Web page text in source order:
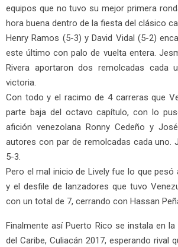
equipos que no tuvo su mejor primera
hora buena dentro de la fiesta del clásico
Henry Ramos (5-3) y David Vidal (5-2)
este último con palo de vuelta entera.
Rivera aportaron dos remolcadas cada
victoria.
Con todo y el racimo de 4 carreras que
parte baja del octavo capítulo, con lo
afición venezolana Ronny Cedeño y
autores con par de remolcadas cada uno.
5-3.
Pero el mal inicio de Lively fue lo que pesó
y el desfile de lanzadores que tuvo
con un total de 7, cerrando con Hassan
Finalmente así Puerto Rico se instala en
del Caribe, Culiacán 2017, esperando rival